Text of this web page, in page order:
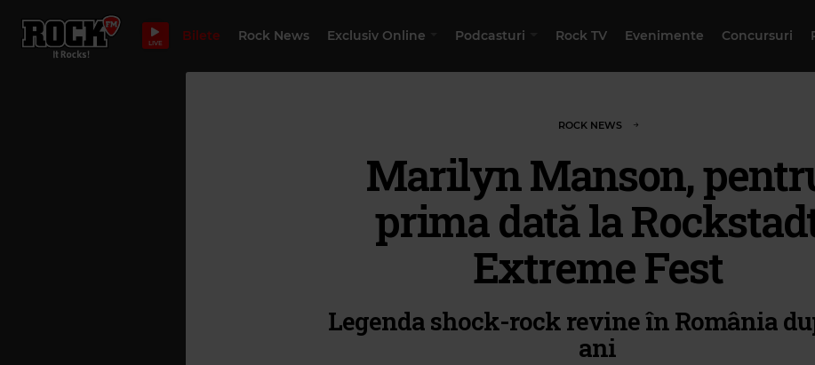
LIVE Bilete Rock News Exclusiv Online Podcasturi Rock TV Evenimente Concursuri
ROCK NEWS
Marilyn Manson,
prima dată la
Extreme Fest
Legenda shock-rock revine în România
ani